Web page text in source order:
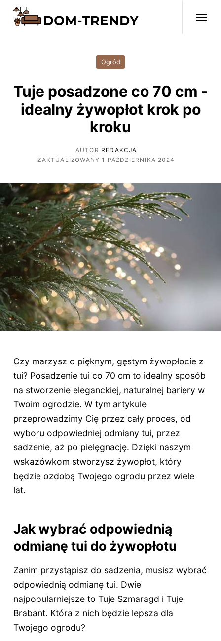
Ogród
Tuje posadzone co 70 cm -
idealny żywopłot krok po
kroku
AUTOR REDAKCJA
ZAKTUALIZOWANY 1 PAŹDZIERNIKA 2024
Czy marzysz o pięknym, gęstym żywopłocie z
tui? Posadzenie tui co 70 cm to idealny sposób
na stworzenie eleganckiej, naturalnej bariery w
Twoim ogrodzie. W tym artykule
przeprowadzimy Cię przez cały proces, od
wyboru odpowiedniej odmiany tui, przez
sadzenie, aż po pielęgnację. Dzięki naszym
wskazówkom stworzysz żywopłot, który
będzie ozdobą Twojego ogrodu przez wiele
lat.
Jak wybrać odpowiednią
odmianę tui do żywopłotu
Zanim przystąpisz do sadzenia, musisz wybrać
odpowiednią odmianę tui. Dwie
najpopularniejsze to Tuje Szmaragd i Tuje
Brabant. Która z nich będzie lepsza dla
Twojego ogrodu?